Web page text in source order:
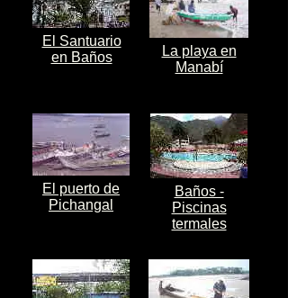
El puerto de
Pichangal
La playa en
Manabí
El Santuario
en Baños
Baños -
Piscinas
termales